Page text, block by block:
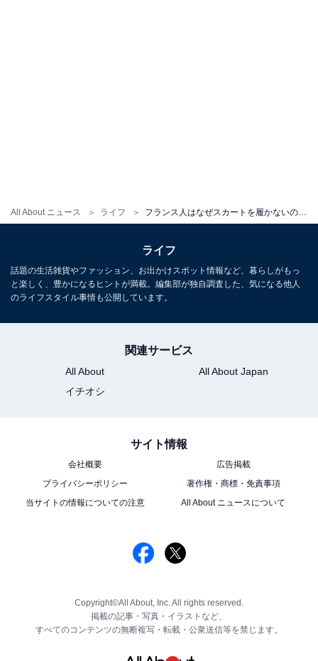
All About ニュース ライフ フランス人はなぜスカートを履かないのか。ミニスカートにピンヒールは「娼婦」に見られてしまう？
ライフ
話題の生活雑貨やファッション、お出かけスポット情報など、暮らしがもっ
と楽しく、豊かになるヒントが満載。編集部が独自調査した、気になる他人
のライフスタイル事情も公開しています。
関連サービス
All About
All About Japan
イチオシ
サイト情報
会社概要
広告掲載
プライバシーポリシー
著作権・商標・免責事項
当サイトの情報についての注意
All About ニュースについて
Copyright©All About, Inc. All rights reserved.
掲載の記事・写真・イラストなど、
すべてのコンテンツの無断複写・転載・公衆送信等を禁じます。